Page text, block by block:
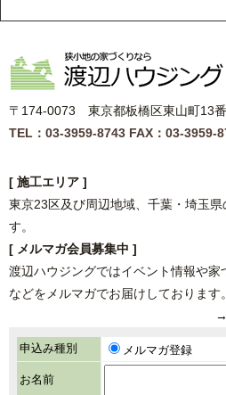
〒174-0073 東京都板橋区東山町13
TEL：03-3959-8743 FAX：03-3959-
[ 施工エリア ]
東京23区及び周辺地域、千葉・埼玉
す。
[ メルマガ会員募集中 ]
渡辺ハウジングではイベント情報や
などをメルマガでお届けしております。